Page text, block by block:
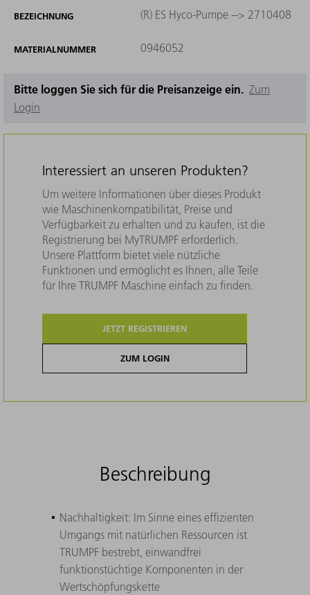
BEZEICHNUNG (R) ES Hyco-Pumpe --> 2710408
MATERIALNUMMER 0946052
Bitte loggen Sie sich für die Preisanzeige ein. Zum
Login
Interessiert an unseren Produkten?
Um weitere Informationen über dieses Produkt
wie Maschinenkompatibilität, Preise und
Verfügbarkeit zu erhalten und zu kaufen, ist die
Registrierung bei MyTRUMPF erforderlich.
Unsere Plattform bietet viele nützliche
Funktionen und ermöglicht es Ihnen, alle Teile
für Ihre TRUMPF Maschine einfach zu finden.
JETZT REGISTRIEREN
ZUM LOGIN
Beschreibung
Nachhaltigkeit: Im Sinne eines effizienten
Umgangs mit natürlichen Ressourcen ist
TRUMPF bestrebt, einwandfrei
funktionstüchtige Komponenten in der
Wertschöpfungskette